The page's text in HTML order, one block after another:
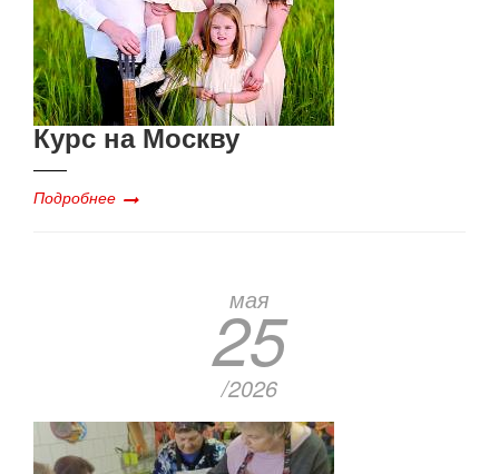
Курс на Москву
Подробнее
мая
25
/2026